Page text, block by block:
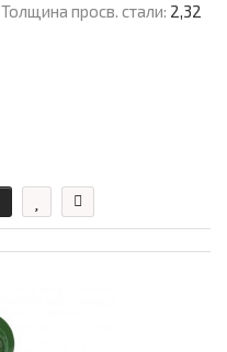
Толщина просв. стали: 2,32